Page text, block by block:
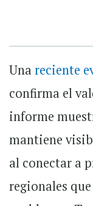
Unareciente
confirma el
informe
mantiene
al conectar a
regionales